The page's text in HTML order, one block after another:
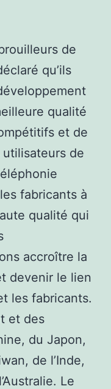
de
qu’ils
qualité
et de
de
fabricants à
qualité qui
accroître la
devenir le lien
les fabricants.
et des
du Japon,
de l’Inde,
Le